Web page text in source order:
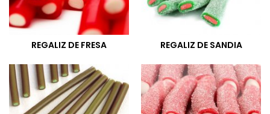
REGALIZ DE FRESA REGALIZ DE SANDIA